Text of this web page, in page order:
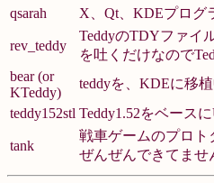
qsarah
X、Qt、KDEプログ
rev_teddy
TeddyのTDYファイ
を吐くだけなので
bear (or
KTeddy)
teddyを、KDEに移植
teddy152stl Teddy1.52をベース
tank
戦車ゲームのプロト
ぜんぜんできてませ